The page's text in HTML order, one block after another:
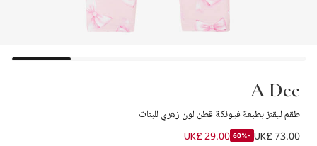
A Dee
طقم ليقنز بطبعة فيونكة قطن لون زهري للبنات
UK£ 73.00
-60%
UK£ 29.00